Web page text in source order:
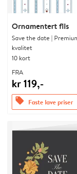
Ornamentert flis
Save the date |
kvalitet
10 kort
FRA
kr 119,-
offers Faste lave priser